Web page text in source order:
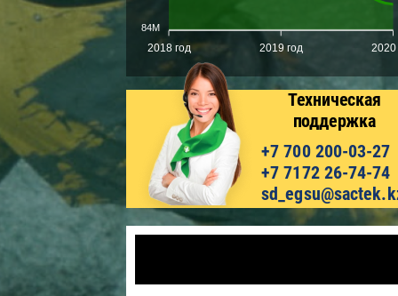
2018 год 2019 год 2020
84M
Техническая
поддержка
+7 700 200-03-27
+7 7172 26-74-74